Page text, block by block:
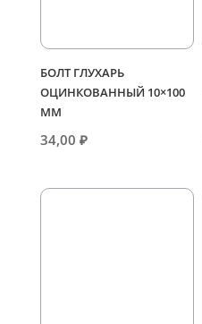
БОЛТ ГЛУХАРЬ
ОЦИНКОВАННЫЙ 10×100
ММ
34,00 ₽